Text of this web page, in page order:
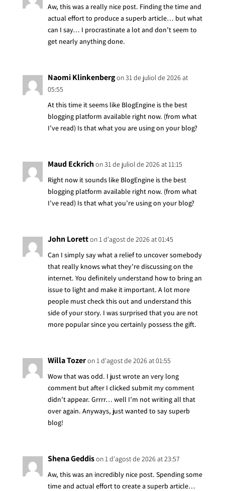
Aw, this was a really nice post. Finding the time and
actual effort to produce a superb article… but what
can I say… I procrastinate a lot and don’t seem to
get nearly anything done.
Naomi Klinkenbergon 31 de juliol de 2026 at
05:55
At this time it seems like BlogEngine is the best
blogging platform available right now. (from what
I’ve read) Is that what you are using on your blog?
Maud Eckrichon 31 de juliol de 2026 at 11:15
Right now it sounds like BlogEngine is the best
blogging platform available right now. (from what
I’ve read) Is that what you’re using on your blog?
John Loretton 1 d'agost de 2026 at 01:45
Can I simply say what a relief to uncover somebody
that really knows what they’re discussing on the
internet. You definitely understand how to bring an
issue to light and make it important. A lot more
people must check this out and understand this
side of your story. I was surprised that you are not
more popular since you certainly possess the gift.
Willa Tozeron 1 d'agost de 2026 at 01:55
Wow that was odd. I just wrote an very long
comment but after I clicked submit my comment
didn’t appear. Grrrr… well I’m not writing all that
over again. Anyways, just wanted to say superb
blog!
Shena Geddison 1 d'agost de 2026 at 23:57
Aw, this was an incredibly nice post. Spending some
time and actual effort to create a superb article…